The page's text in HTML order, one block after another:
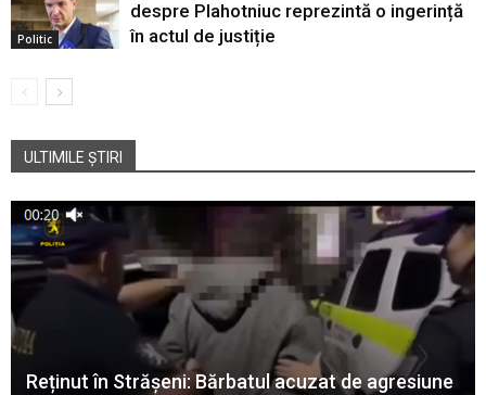
Politic
despre Plahotniuc reprezintă o ingerință
în actul de justiție
ULTIMILE ȘTIRI
Reținut în Strășeni: Bărbatul acuzat de agresiune